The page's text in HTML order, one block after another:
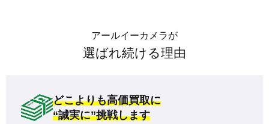
アールイーカメラが
選ばれ続ける理由
どこよりも高価買取に
“誠実に”挑戦します